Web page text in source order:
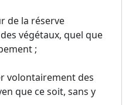
de la réserve
végétaux, quel que
;
volontairement des
que ce soit, sans y